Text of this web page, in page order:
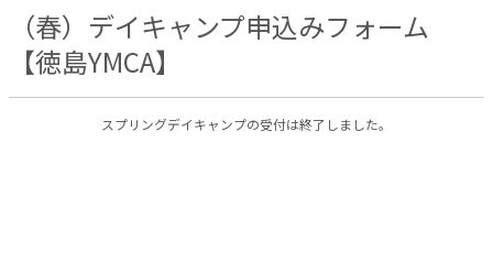
（春）デイキャンプ申込みフォーム
【徳島YMCA】
スプリングデイキャンプの受付は終了しました。